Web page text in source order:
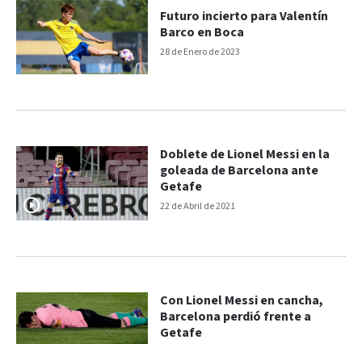
28 de Enero de 2023
Futuro incierto para Valentín
Barco en Boca
22 de Abril de 2021
Doblete de Lionel Messi en la
goleada de Barcelona ante
Getafe
Con Lionel Messi en cancha,
Barcelona perdió frente a
Getafe